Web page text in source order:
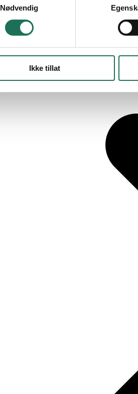
Nødvendig
Ikke tillat